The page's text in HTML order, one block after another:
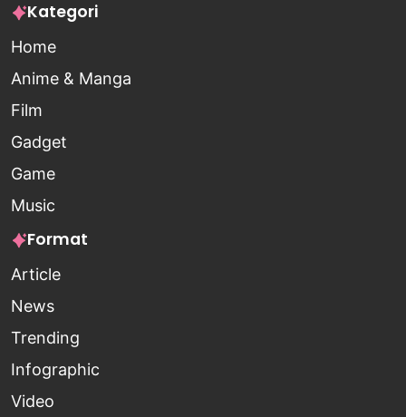
Kategori
Home
Anime & Manga
Film
Gadget
Game
Music
Format
Article
News
Trending
Infographic
Video